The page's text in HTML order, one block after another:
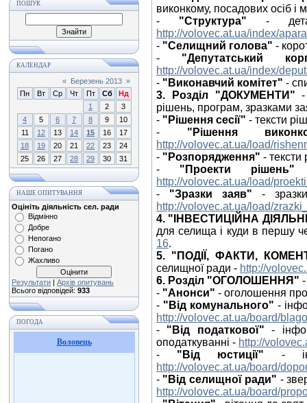
ПОШУК
КАЛЕНДАР
« Березень 2013 »
Пн
Вт Ср Чт Пт Сб
Нд
1
2
3
4
5 6 7 8 9
10
11
12 13 14 15 16
17
18
19 20 21 22 23
24
25
26 27 28 29 30 31
НАШЕ ОПИТУВАННЯ
Оцініть діяльність сел. ради
Відмінно
Добре
Непогано
Погано
Жахливо
Результати | Архів опитувань
Всього відповідей: 933
ПОГОДА
Воловець
виконкому, посадових осіб і
- "Структура" -
http://volovec.at.ua/index/
- "Селищний голова" -
- "Депутатський
http://volovec.at.ua/index/
- "Виконавчий комітет" -
3. Розділ "ДОКУМЕНТИ" -
рішень, програм, зразками
- "Рішення сесії" - тексти
- "Рішення
http://volovec.at.ua/load/
- "Розпорядження" -
- "Проекти рішень"
http://volovec.at.ua/load/
- "Зразки заяв" -
http://volovec.at.ua/load/
4. "ІНВЕСТИЦІЙНА
для селища і куди в першу
16.
5. "ПОДІЇ, ФАКТИ,
селищної ради - http://
6. Розділ "ОГОЛОШЕННЯ"
- "Анонси" - оголошення
- "Від комунального" -
http://volovec.at.ua/board/
- "Від податкової" -
оподаткуванні - http://
- "Від юстиції" -
http://volovec.at.ua/board/
- "Від селищної ради" -
http://volovec.at.ua/board/